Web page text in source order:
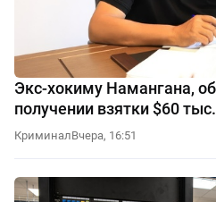
Экс-хокиму Намангана,
получении взятки $60
КриминалВчера, 16:51